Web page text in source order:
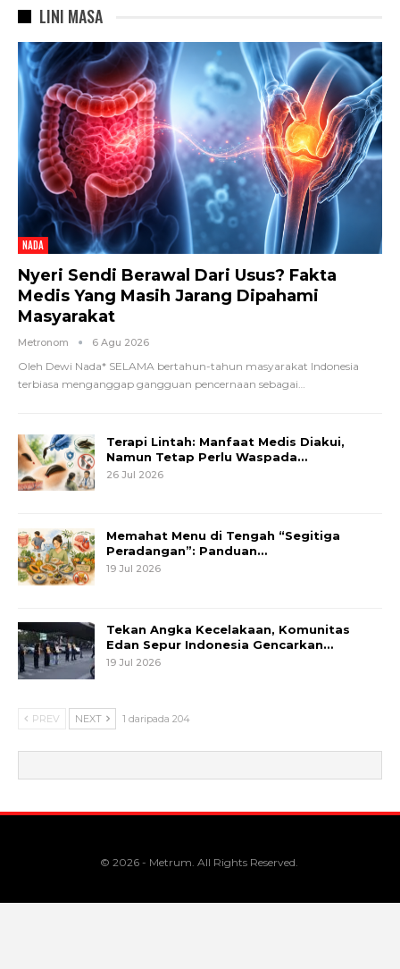
LINI MASA
NADA
Nyeri Sendi Berawal Dari Usus? Fakta
Medis Yang Masih Jarang Dipahami
Masyarakat
Metronom 6 Agu 2026
Oleh Dewi Nada* SELAMA bertahun-tahun masyarakat Indonesia
terbiasa menganggap gangguan pencernaan sebagai
Terapi Lintah: Manfaat Medis Diakui,
Namun Tetap Perlu Waspada…
26 Jul 2026
Memahat Menu di Tengah “Segitiga
Peradangan”: Panduan…
19 Jul 2026
Tekan Angka Kecelakaan, Komunitas
Edan Sepur Indonesia Gencarkan…
19 Jul 2026
PREV NEXT 1 daripada 204
© 2026 - Metrum. All Rights Reserved.